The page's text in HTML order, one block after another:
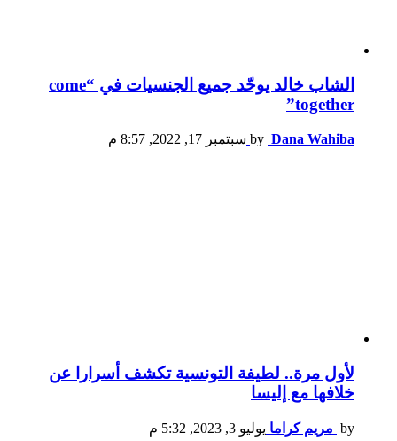
الشاب خالد يوحّد جميع الجنسيات في “come
together”
by Dana Wahiba سبتمبر 17, 2022, 8:57 م
لأول مرة.. لطيفة التونسية تكشف أسرارا عن
خلافها مع إليسا
by مريم كراما يوليو 3, 2023, 5:32 م